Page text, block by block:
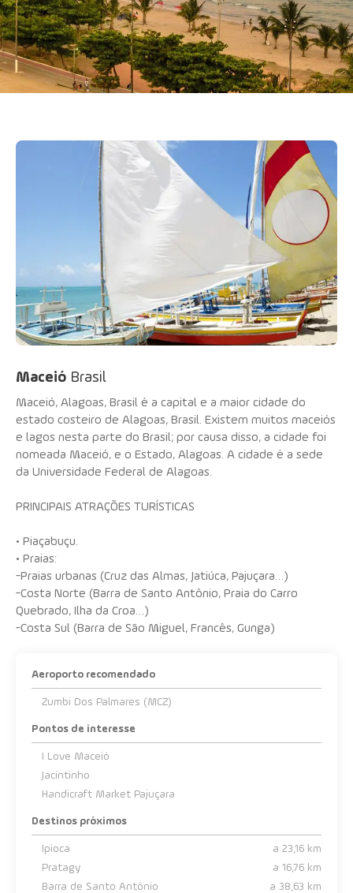
Maceió Brasil
Maceió, Alagoas, Brasil é a capital e a maior cidade do
estado costeiro de Alagoas, Brasil. Existem muitos maceiós
e lagos nesta parte do Brasil; por causa disso, a cidade foi
nomeada Maceió, e o Estado, Alagoas. A cidade é a sede
da Universidade Federal de Alagoas.
PRINCIPAIS ATRAÇÕES TURÍSTICAS
• Piaçabuçu.
• Praias:
-Praias urbanas (Cruz das Almas, Jatiúca, Pajuçara…)
-Costa Norte (Barra de Santo Antônio, Praia do Carro
Quebrado, Ilha da Croa…)
-Costa Sul (Barra de São Miguel, Francês, Gunga)
Aeroporto recomendado
Zumbi Dos Palmares (MCZ)
Pontos de interesse
I Love Maceió
Jacintinho
Handicraft Market Pajuçara
Destinos próximos
Ipioca
a 23,16 km
Pratagy
a 16,76 km
Barra de Santo Antônio
a 38,63 km